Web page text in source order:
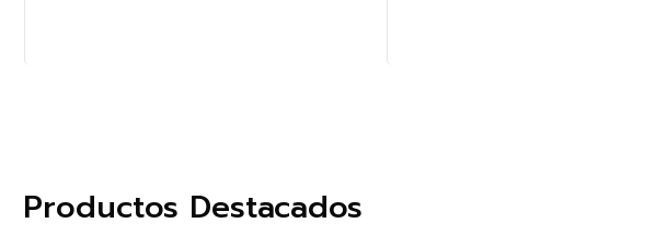
Productos Destacados